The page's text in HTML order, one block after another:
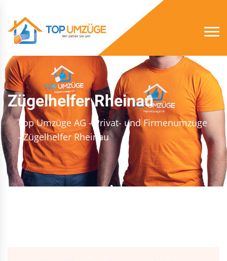
Zügelhelfer Rheinau
Top Umzüge AG - Privat- und Firmenumzüge
- Zügelhelfer Rheinau